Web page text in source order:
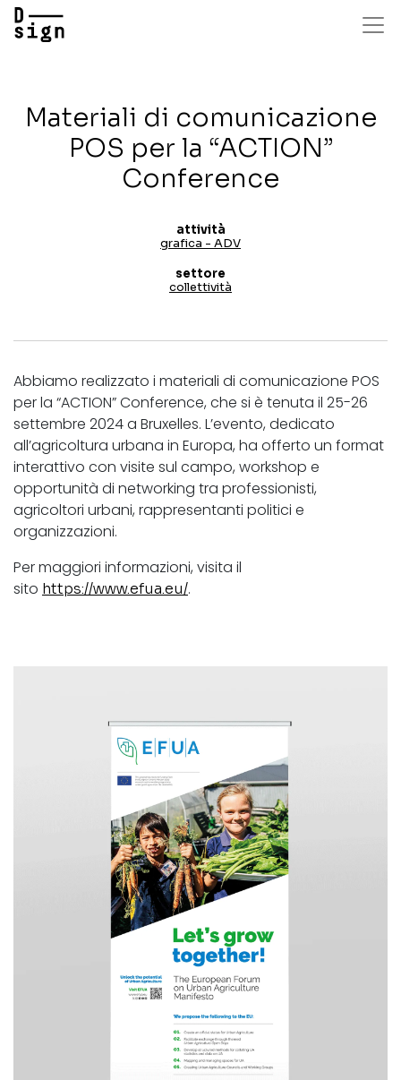
Materiali di comunicazione
POS per la “ACTION”
Conference
attività
grafica - ADV
settore
collettività
Abbiamo realizzato i materiali di comunicazione POS
per la “ACTION” Conference, che si è tenuta il 25-26
settembre 2024 a Bruxelles. L’evento, dedicato
all’agricoltura urbana in Europa, ha offerto un format
interattivo con visite sul campo, workshop e
opportunità di networking tra professionisti,
agricoltori urbani, rappresentanti politici e
organizzazioni.
Per maggiori informazioni, visita il
sito https://www.efua.eu/.